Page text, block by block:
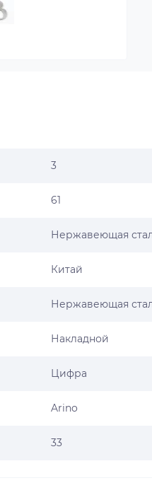
3
61
Нержавеющая
Китай
Нержавеющая
Накладной
Цифра
Arino
33